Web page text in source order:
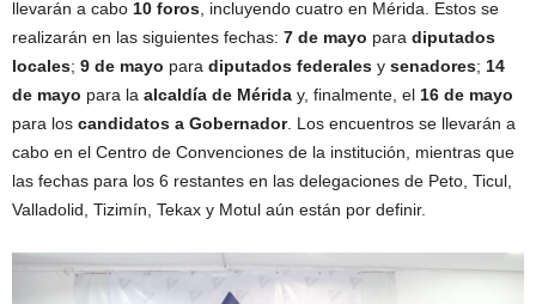
llevarán a cabo 10 foros , incluyendo cuatro en Mérida. Estos se
realizarán en las siguientes fechas: 7 de mayo para diputados
locales; 9 de mayo para diputados federales y senadores; 14
de mayo para la alcaldía de Mérida y, finalmente, el 16 de mayo
para los candidatos a Gobernador. Los encuentros se llevarán a
cabo en el Centro de Convenciones de la institución, mientras que
las fechas para los 6 restantes en las delegaciones de Peto, Ticul,
Valladolid, Tizimín, Tekax y Motul aún están por definir.